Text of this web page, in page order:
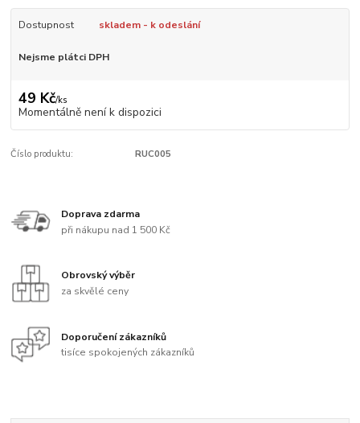
Dostupnost skladem - k odeslání
Nejsme plátci DPH
49 Kč/ks
Momentálně není k dispozici
Číslo produktu: RUC005
Doprava zdarma
při nákupu nad 1 500 Kč
Obrovský výběr
za skvělé ceny
Doporučení zákazníků
tisíce spokojených zákazníků